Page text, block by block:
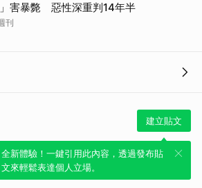
害暴斃 惡性深重判14年半
刊
建立貼文
全新體驗！一鍵引用此內容，透過發布貼
文來輕鬆表達個人立場。